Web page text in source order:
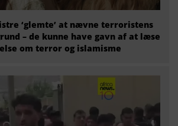
‘glemte’ at nævne terroristens
– de kunne have gavn af at læse
om terror og islamisme